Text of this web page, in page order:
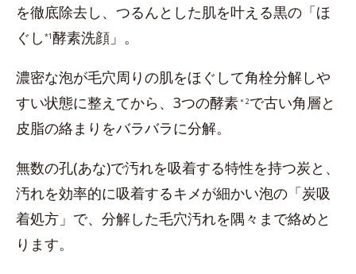
を徹底除去し、つるんとした肌を叶える黒の「ほ
ぐし *1酵素洗顔」。
濃密な泡が毛穴周りの肌をほぐして角栓分解しや
すい状態に整えてから、3つの酵素＊2で古い角層と
皮脂の絡まりをバラバラに分解。
無数の孔(あな)で汚れを吸着する特性を持つ炭と、
汚れを効率的に吸着するキメが細かい泡の「炭吸
着処方」で、分解した毛穴汚れを隅々まで絡めと
ります。